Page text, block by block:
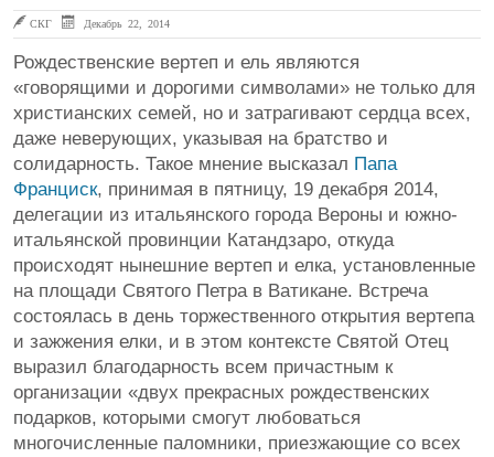
СКГ Декабрь 22, 2014
Рождественские вертеп и ель являются
«говорящими и дорогими символами» не только для
христианских семей, но и затрагивают сердца всех,
даже неверующих, указывая на братство и
солидарность. Такое мнение высказал Папа
Франциск, принимая в пятницу, 19 декабря 2014,
делегации из итальянского города Вероны и южно-
итальянской провинции Катандзаро, откуда
происходят нынешние вертеп и елка, установленные
на площади Святого Петра в Ватикане. Встреча
состоялась в день торжественного открытия вертепа
и зажжения елки, и в этом контексте Святой Отец
выразил благодарность всем причастным к
организации «двух прекрасных рождественских
подарков, которыми смогут любоваться
многочисленные паломники, приезжающие со всех